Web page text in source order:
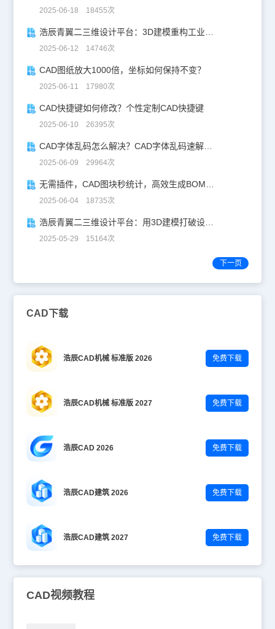
2025-06-18 18455次
浩辰青翼二三维设计平台：3D建模重构工业美学
2025-06-12 14746次
CAD图纸放大1000倍，坐标如何保持不变？
2025-06-11 17980次
CAD快捷键如何修改？个性定制CAD快捷键
2025-06-10 26395次
CAD字体乱码怎么解决？CAD字体乱码速解指南
2025-06-09 29964次
无需插件，CAD图块秒统计，高效生成BOM表！
2025-06-04 18735次
浩辰青翼二三维设计平台：用3D建模打破设计边界
2025-05-29 15164次
下一页
CAD下载
浩辰CAD机械 标准版 2026 免费下载
浩辰CAD机械 标准版 2027 免费下载
浩辰CAD 2026 免费下载
浩辰CAD建筑 2026 免费下载
浩辰CAD建筑 2027 免费下载
CAD视频教程